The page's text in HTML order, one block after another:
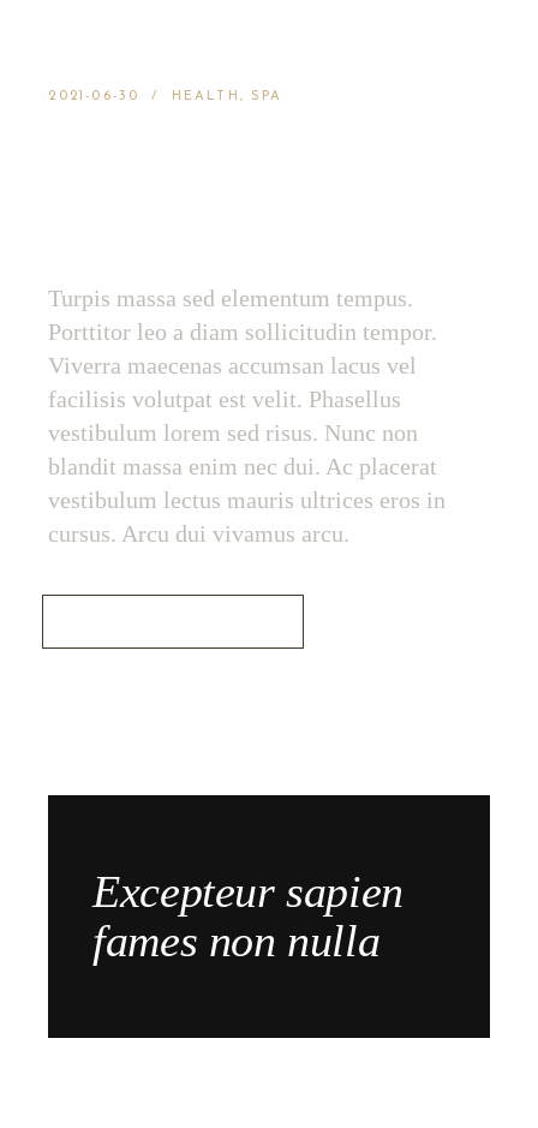
2021-06-30 HEALTH SPA
Turpis massa sed elementum tempus.
Porttitor leo a diam sollicitudin tempor.
Viverra maecenas accumsan lacus vel
facilisis volutpat est velit. Phasellus
vestibulum lorem sed risus. Nunc non
blandit massa enim nec dui. Ac placerat
vestibulum lectus mauris ultrices eros in
cursus. Arcu dui vivamus arcu.
Excepteur sapien
fames non nulla